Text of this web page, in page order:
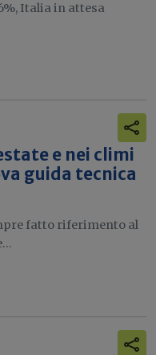
Italia in attesa
e nei climi
guida tecnica
fatto riferimento al